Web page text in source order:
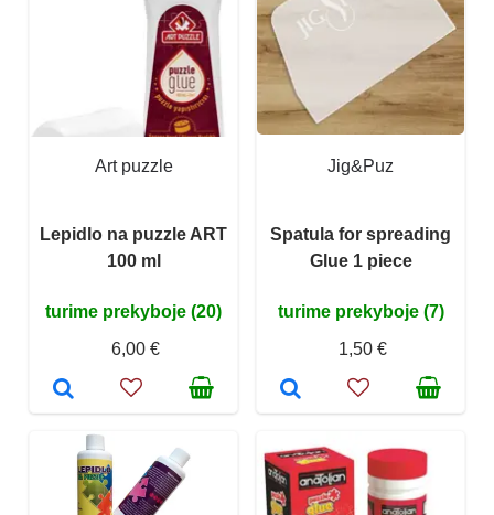
Art puzzle
Lepidlo na puzzle ART
100 ml
turime prekyboje (20)
6,00 €
Jig&Puz
Spatula for spreading
Glue 1 piece
turime prekyboje (7)
1,50 €